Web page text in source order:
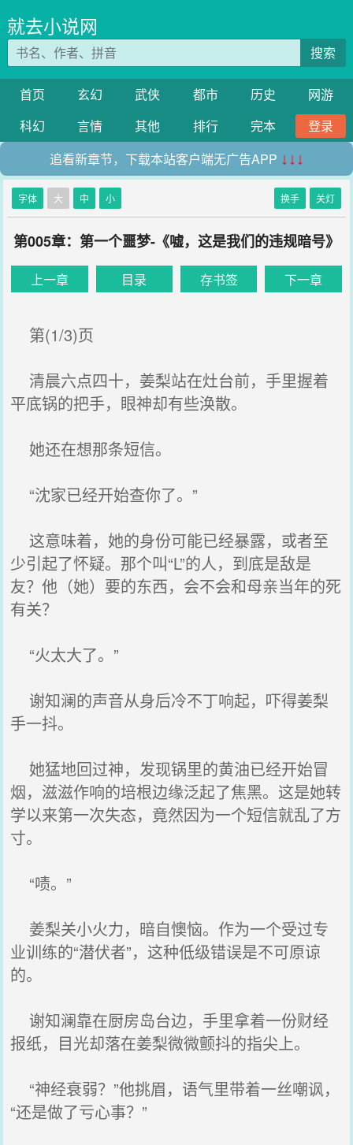
就去小说网
搜索
首页 玄幻 武侠 都市 历史
网游
科幻
言情 其他 排行 完本
登录
追看新章节，下载本站客户端无广告APP ↓↓↓
字体 大 中 小 换手 关灯
第005章：第一个噩梦-《嘘，这是我们的违规暗号》
上一章 目录 存书签 下一章
第(1/3)页
清晨六点四十，姜梨站在灶台前，手里握着
平底锅的把手，眼神却有些涣散。
她还在想那条短信。
“沈家已经开始查你了。”
这意味着，她的身份可能已经暴露，或者至
少引起了怀疑。那个叫“L”的人，到底是敌是
友？他（她）要的东西，会不会和母亲当年的死
有关？
“火太大了。”
谢知澜的声音从身后冷不丁响起，吓得姜梨
手一抖。
她猛地回过神，发现锅里的黄油已经开始冒
烟，滋滋作响的培根边缘泛起了焦黑。这是她转
学以来第一次失态，竟然因为一个短信就乱了方
寸。
“啧。”
姜梨关小火力，暗自懊恼。作为一个受过专
业训练的“潜伏者”，这种低级错误是不可原谅
的。
谢知澜靠在厨房岛台边，手里拿着一份财经
报纸，目光却落在姜梨微微颤抖的指尖上。
“神经衰弱？”他挑眉，语气里带着一丝嘲讽，
“还是做了亏心事？”